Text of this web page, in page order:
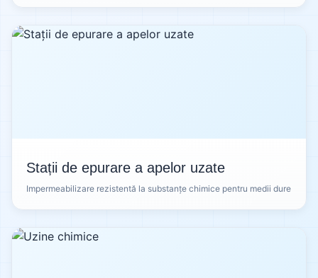
Stații de epurare a apelor uzate
Impermeabilizare rezistentă la substanțe chimice pentru medii dure